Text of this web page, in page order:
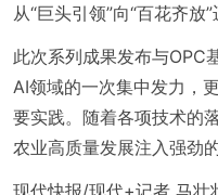
从“巨头引领”向“百花齐放”
此次系列成果发布与OPC
AI领域的一次集中发力，
要实践。随着各项技术的
农业高质量发展注入强劲的
现代快报/现代+记者 马壮